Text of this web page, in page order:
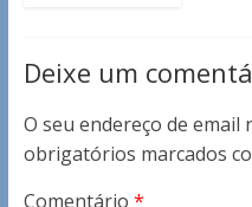
Deixe um
O seu endereço de email
obrigatórios marcados
Comentário *